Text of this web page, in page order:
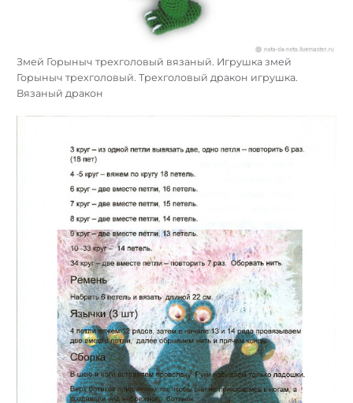
Змей Горыныч трехголовый вязаный. Игрушка змей
Горыныч трехголовый. Трехголовый дракон игрушка.
Вязаный дракон